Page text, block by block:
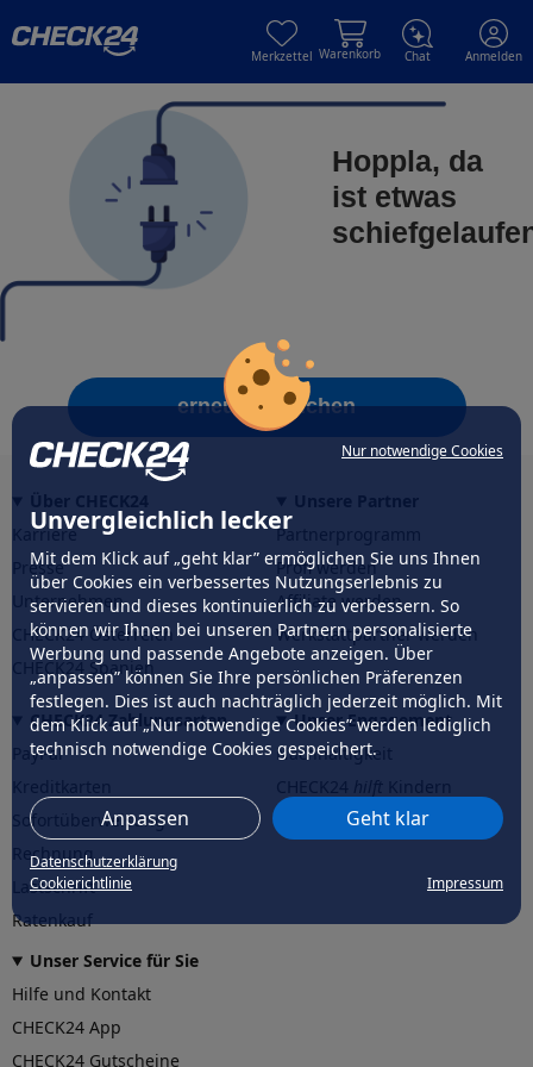
Nur notwendige Cookies
Unvergleichlich lecker
Mit dem Klick auf „geht klar” ermöglichen Sie uns Ihnen
über Cookies ein verbessertes Nutzungserlebnis zu
servieren und dieses kontinuierlich zu verbessern. So
können wir Ihnen bei unseren Partnern personalisierte
Werbung und passende Angebote anzeigen. Über
„anpassen” können Sie Ihre persönlichen Präferenzen
festlegen. Dies ist auch nachträglich jederzeit möglich. Mit
dem Klick auf „Nur notwendige Cookies” werden lediglich
technisch notwendige Cookies gespeichert.
Anpassen Geht klar
Datenschutzerklärung
Cookierichtlinie
Impressum
Merkzettel Warenkorb Chat Anmelden
Hoppla, da
ist etwas
erneut versuchen
Karriere
Presse
Unternehmen
CHECK24 Österreich
CHECK24 Spanien
Partnerprogramm
Profi werden
Affiliate werden
Werkstattpartner werden
CHECK24 Zahlungsarten
PayPal
Sofortüberweisung
Rechnung
Lastschrift
Ratenkauf
Unser Engagement
Nachhaltigkeit
CHECK24hilftder Natur
Unser Service für Sie
Hilfe und Kontakt
CHECK24 App
CHECK24 Gutscheine